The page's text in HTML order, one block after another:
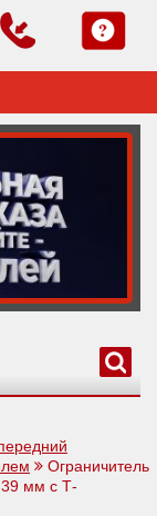
Ограничитель
39 мм с Т-